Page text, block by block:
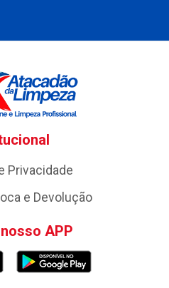
Privacidade
e Devolução
APP